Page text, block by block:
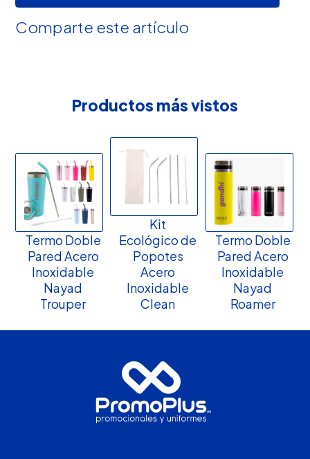
Comparte este artículo
Productos más vistos
Termo Doble
Pared Acero
Inoxidable
Nayad
Trouper
Kit
Ecológico de
Popotes
Acero
Inoxidable
Clean
Termo Doble
Pared Acero
Inoxidable
Nayad
Roamer